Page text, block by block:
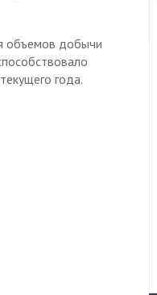
объемов добычи
года.